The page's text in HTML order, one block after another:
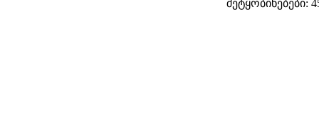
შეტყობინებები: